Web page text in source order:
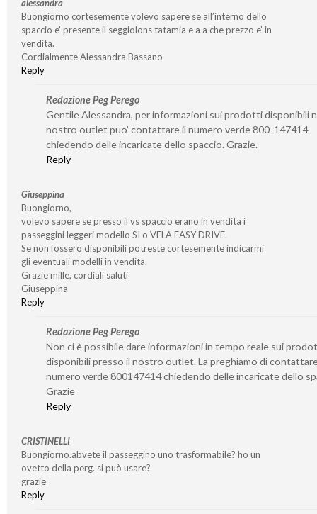
alessandra
Buongiorno cortesemente volevo sapere se all’interno dello
spaccio e’ presente il seggiolons tatamia e a a che prezzo e’ in
vendita.
Cordialmente Alessandra Bassano
Reply
Redazione Peg Perego
Gentile Alessandra, per informazioni sui prodotti disponibili
nostro outlet puo’ contattare il numero verde 800-147414
chiedendo delle incaricate dello spaccio. Grazie.
Reply
Giuseppina
Buongiorno,
volevo sapere se presso il vs spaccio erano in vendita i
passeggini leggeri modello SI o VELA EASY DRIVE.
Se non fossero disponibili potreste cortesemente indicarmi
gli eventuali modelli in vendita.
Grazie mille, cordiali saluti
Giuseppina
Reply
Redazione Peg Perego
Non ci è possibile dare informazioni in tempo reale sui
disponibili presso il nostro outlet. La preghiamo di
numero verde 800147414 chiedendo delle incaricate dello
Grazie
Reply
CRISTINELLI
Buongiorno.abvete il passeggino uno trasformabile? ho un
ovetto della perg. si può usare?
grazie
Reply